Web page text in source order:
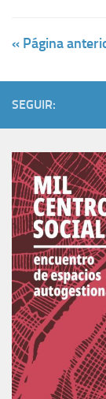
« Página
SEGUIR: